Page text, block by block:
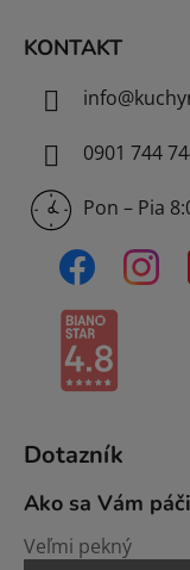
KONTAKT
info@
0901 744
Pon – Pia
Dotazník
Ako sa Vám
Veľmi pekný